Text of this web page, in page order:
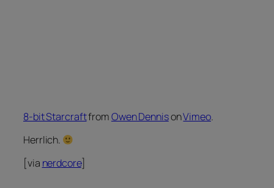
8-bit StarcraftfromOwen DennisonVimeo.
Herrlich.
[via nerdcore]